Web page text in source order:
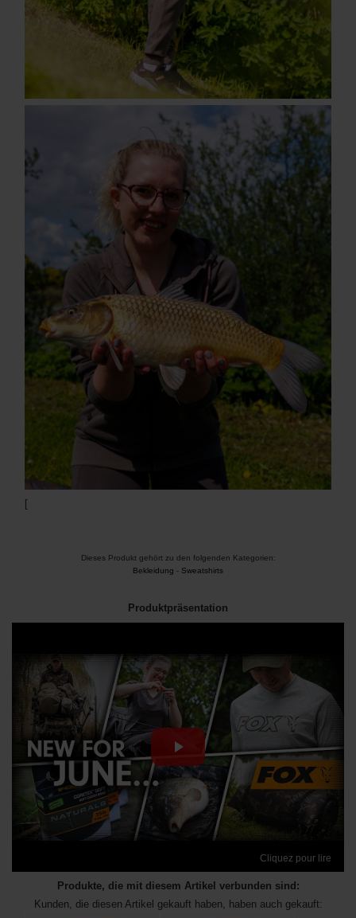
[
Dieses Produkt gehört zu den folgenden Kategorien:
Bekleidung - Sweatshirts
Produktpräsentation
Cliquez pour lire
Produkte, die mit diesem Artikel verbunden sind:
Kunden, die diesen Artikel gekauft haben, haben auch gekauft: